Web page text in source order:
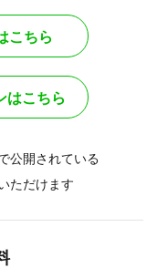
こちら
はこちら
公開されている
ただけます